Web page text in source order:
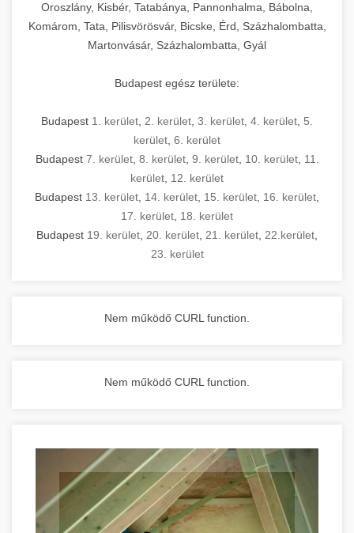
Oroszlány, Kisbér, Tatabánya, Pannonhalma, Bábolna,
Komárom, Tata, Pilisvörösvár, Bicske, Érd, Százhalombatta,
Martonvásár, Százhalombatta, Gyál
Budapest egész területe:
Budapest 1. kerület 2. kerület 3. kerület 4. kerület 5.
kerület 6. kerület
Budapest 7. kerület, 8. kerület, 9. kerület, 10. kerület, 11.
kerület 12. kerület
Budapest 13. kerület 14. kerület 15. kerület 16. kerület
17. kerület 18. kerület
Budapest 19. kerület 20. kerület 21. kerület 22.kerület
23. kerület
Nem működő CURL function.
Nem működő CURL function.